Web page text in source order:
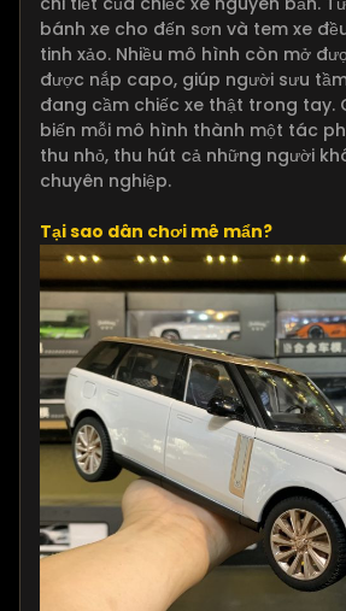
bánh xe cho đến sơn và tem xe
tinh xảo. Nhiều mô hình còn mở
được nắp capo, giúp người sưu
đang cầm chiếc xe thật trong tay.
biến mỗi mô hình thành một tác
thu nhỏ, thu hút cả những người
chuyên nghiệp.
Tại sao dân chơi mê mẩn?